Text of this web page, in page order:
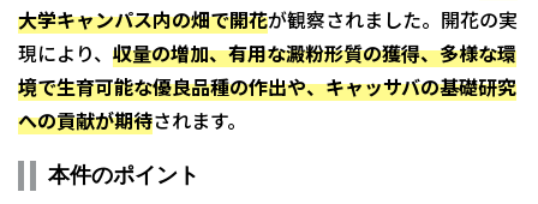
大学キャンパス内の畑で開花が観察されました。開花の実
現により、 収量の増加、有用な澱粉形質の獲得、多様な環
境で生育可能な優良品種の作出や、キャッサバの基礎研究
への貢献が期待されます。
本件のポイント